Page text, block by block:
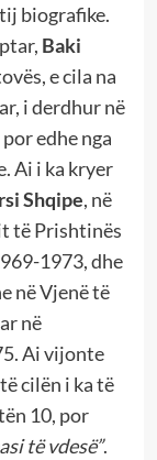
biografike.
Baki
e cila na
i derdhur në
edhe nga
Ai i ka kryer
Shqipe, në
të Prishtinës
1973, dhe
në Vjenë të
në
Ai vijonte
cilën i ka të
10, por
të vdesë”.